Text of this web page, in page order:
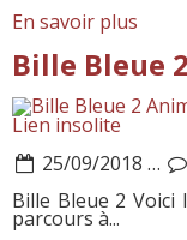
En savoir plus
Bille Bleue 2
Lien insolite
25/09/2018 …
Bille Bleue 2 Voici
parcours à...